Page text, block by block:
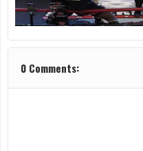
0 Comments: